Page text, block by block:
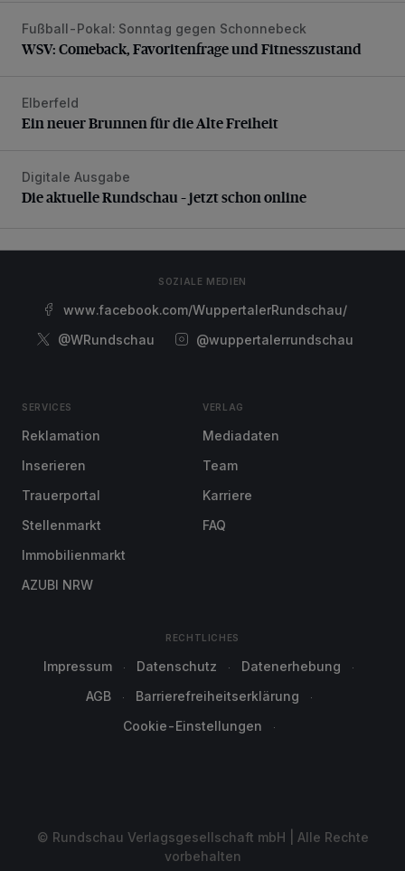
WSV: Comeback, Favoritenfrage und Fitnesszustand
Fußball-Pokal: Sonntag gegen Schonnebeck
WSV: Comeback, Favoritenfrage und Fitnesszustand
Ein neuer Brunnen für die Alte Freiheit
Elberfeld
Ein neuer Brunnen für die Alte Freiheit
Die aktuelle Rundschau – jetzt schon online
Digitale Ausgabe
Die aktuelle Rundschau – jetzt schon online
SOZIALE MEDIEN
www.facebook.com/WuppertalerRundschau/
@WRundschau
@wuppertalerrundschau
SERVICES
Reklamation
Inserieren
Trauerportal
Stellenmarkt
Immobilienmarkt
AZUBI NRW
VERLAG
Mediadaten
Team
Karriere
FAQ
RECHTLICHES
Impressum Datenschutz
Datenerhebung
AGB
Barrierefreiheitserklärung
Cookie-Einstellungen
© Rundschau Verlagsgesellschaft mbH | Alle Rechte
vorbehalten